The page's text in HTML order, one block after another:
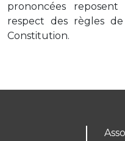
prononcées
respect des règles
Constitution.